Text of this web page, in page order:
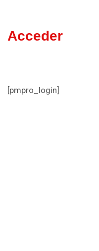
Acceder
[pmpro_login]